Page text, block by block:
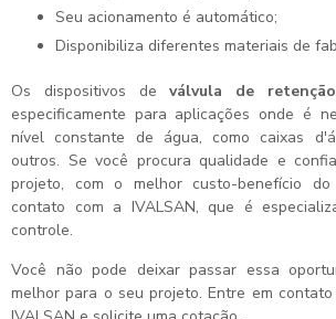
Seu acionamento é automático;
Disponibiliza diferentes materiais de
Os dispositivos deválvula de
especificamente para aplicações onde é
nível constante de água, como caixas
outros. Se você procura qualidade e
projeto, com o melhor custo-benefício
contato com a IVALSAN, que é
controle.
Você não pode deixar passar essa
melhor para o seu projeto. Entre em